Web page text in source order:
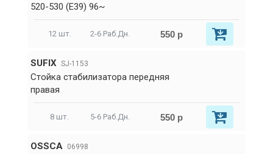
520-530 (E39) 96~
12 шт. 2-6 Раб.Дн. 550 р
SUFIX SJ-1153
Стойка стабилизатора передняя
правая
8 шт. 5-6 Раб.Дн. 550 р
OSSCA 06998